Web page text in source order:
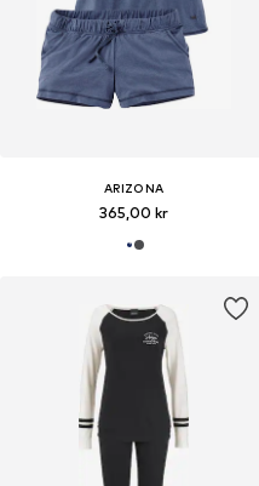
ARIZONA
365,00 kr